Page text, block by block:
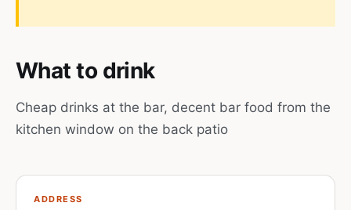
What to drink
Cheap drinks at the bar, decent bar food from the
kitchen window on the back patio
ADDRESS